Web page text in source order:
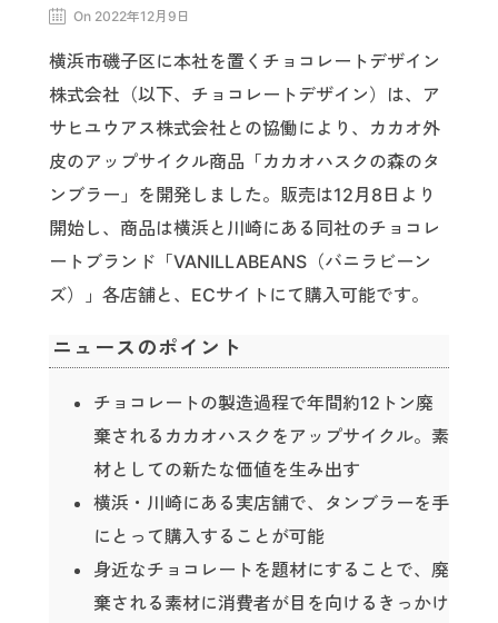
On 2022年12月9日
横浜市磯子区に本社を置くチョコレートデザイン
株式会社（以下、チョコレートデザイン）は、ア
サヒユウアス株式会社との協働により、カカオ外
皮のアップサイクル商品「カカオハスクの森のタ
ンブラー」を開発しました。販売は12月8日より
開始し、商品は横浜と川崎にある同社のチョコレ
ートブランド「VANILLABEANS（バニラビーン
ズ）」各店舗と、ECサイトにて購入可能です。
ニュースのポイント
チョコレートの製造過程で年間約12トン廃
棄されるカカオハスクをアップサイクル。素
材としての新たな価値を生み出す
横浜・川崎にある実店舗で、タンブラーを手
にとって購入することが可能
身近なチョコレートを題材にすることで、廃
棄される素材に消費者が目を向けるきっかけ